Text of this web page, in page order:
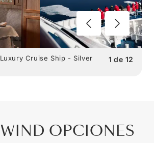
1 de 12
Cruise Ship - Silver
OPCIONES